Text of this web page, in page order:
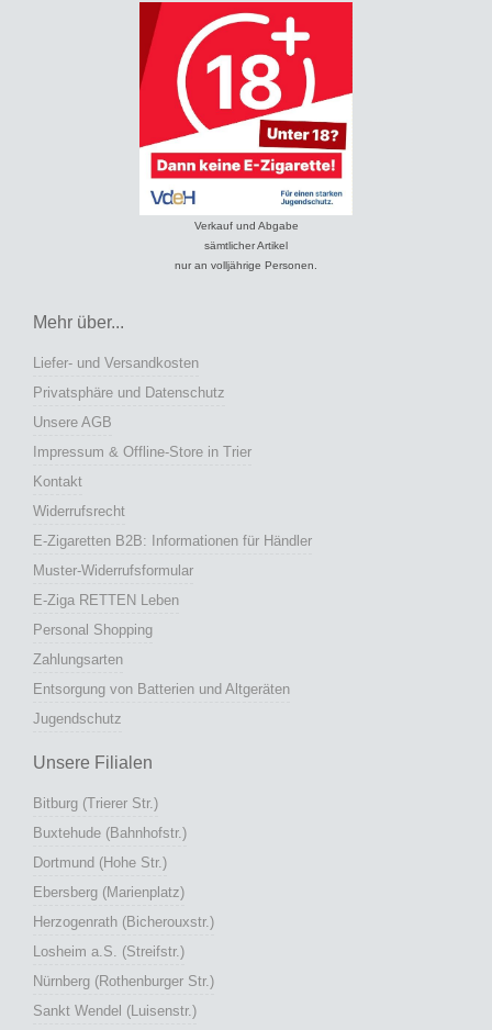
Verkauf und Abgabe
sämtlicher Artikel
nur an volljährige Personen.
Mehr über...
Liefer- und Versandkosten
Privatsphäre und Datenschutz
Unsere AGB
Impressum & Offline-Store in Trier
Kontakt
Widerrufsrecht
E-Zigaretten B2B: Informationen für Händler
Muster-Widerrufsformular
E-Ziga RETTEN Leben
Personal Shopping
Zahlungsarten
Entsorgung von Batterien und Altgeräten
Jugendschutz
Unsere Filialen
Bitburg (Trierer Str.)
Buxtehude (Bahnhofstr.)
Dortmund (Hohe Str.)
Ebersberg (Marienplatz)
Herzogenrath (Bicherouxstr.)
Losheim a.S. (Streifstr.)
Nürnberg (Rothenburger Str.)
Sankt Wendel (Luisenstr.)